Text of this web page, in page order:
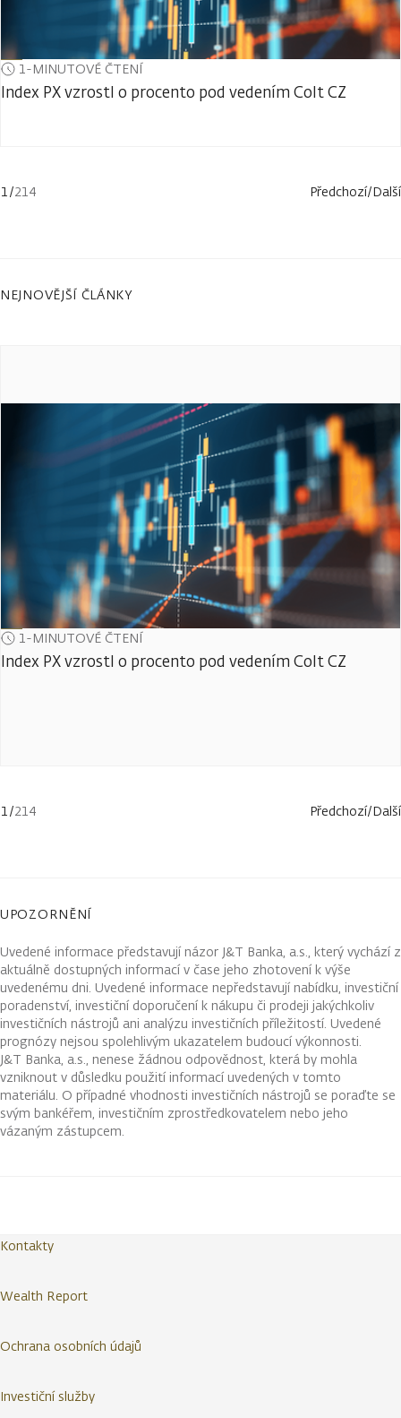
1-MINUTOVÉ ČTENÍ
Index PX vzrostl o procento pod vedením Colt CZ
1/214 Předchozí/Další
NEJNOVĚJŠÍ ČLÁNKY
1-MINUTOVÉ ČTENÍ
Index PX vzrostl o procento pod vedením Colt CZ
1/214 Předchozí/Další
UPOZORNĚNÍ
Uvedené informace představují názor J&T Banka, a.s., který vychází z
aktuálně dostupných informací v čase jeho zhotovení k výše
uvedenému dni. Uvedené informace nepředstavují nabídku, investiční
poradenství, investiční doporučení k nákupu či prodeji jakýchkoliv
investičních nástrojů ani analýzu investičních příležitostí. Uvedené
prognózy nejsou spolehlivým ukazatelem budoucí výkonnosti.
J&T Banka, a.s., nenese žádnou odpovědnost, která by mohla
vzniknout v důsledku použití informací uvedených v tomto
materiálu. O případné vhodnosti investičních nástrojů se poraďte se
svým bankéřem, investičním zprostředkovatelem nebo jeho
vázaným zástupcem.
Kontakty
Wealth Report
Ochrana osobních údajů
Investiční služby